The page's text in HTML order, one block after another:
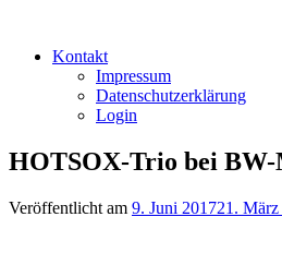
Kontakt
Impressum
Datenschutzerklärung
Login
HOTSOX-Trio bei
Veröffentlicht am 9. Juni 201721.